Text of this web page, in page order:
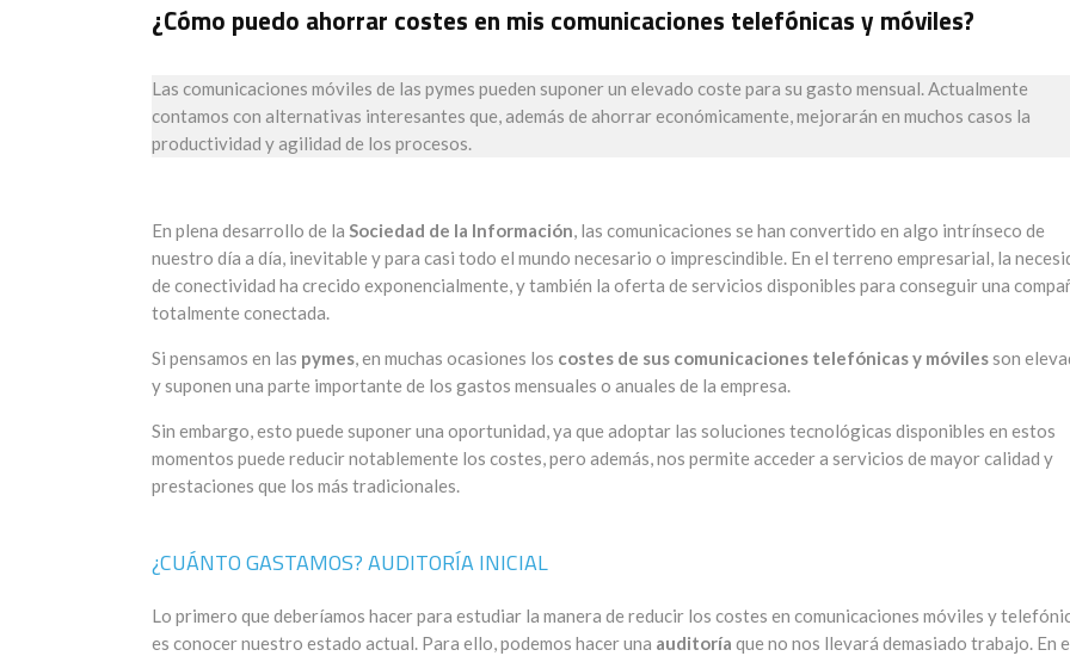
¿Cómo puedo ahorrar costes en mis comunicaciones telefónicas y móviles?
Las comunicaciones móviles de las pymes pueden suponer un elevado coste para su gasto mensual. Actualmente
contamos con alternativas interesantes que, además de ahorrar económicamente, mejorarán en muchos casos la
productividad y agilidad de los procesos.
En plena desarrollo de la Sociedad de la Información, las comunicaciones se han convertido en algo intrínseco de
nuestro día a día, inevitable y para casi todo el mundo necesario o imprescindible. En el terreno empresarial, la
de conectividad ha crecido exponencialmente, y también la oferta de servicios disponibles para conseguir una
totalmente conectada.
Si pensamos en las pymes, en muchas ocasiones los costes de sus comunicaciones telefónicas y móvilesson
y suponen una parte importante de los gastos mensuales o anuales de la empresa.
Sin embargo, esto puede suponer una oportunidad, ya que adoptar las soluciones tecnológicas disponibles en estos
momentos puede reducir notablemente los costes, pero además, nos permite acceder a servicios de mayor calidad y
prestaciones que los más tradicionales.
¿CUÁNTO GASTAMOS? AUDITORÍA INICIAL
Lo primero que deberíamos hacer para estudiar la manera de reducir los costes en comunicaciones móviles y
es conocer nuestro estado actual. Para ello, podemos hacer una auditoría que no nos llevará demasiado trabajo. En